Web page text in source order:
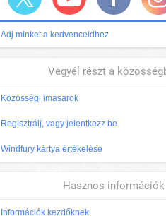
Adj minket a kedvenceidhez
Vegyél részt a
Közösségi imasarok
Regisztrálj, vagy jelentkezz be
Windfury kártya értékelése
Hasznos információk
Információk kezdőknek